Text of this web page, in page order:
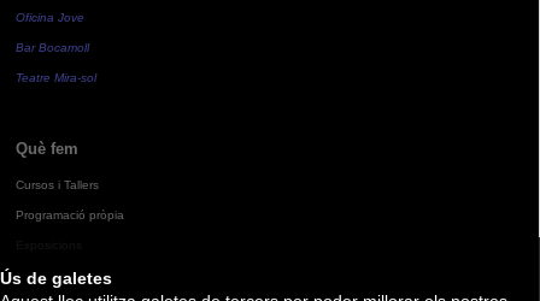
Ús de galetes
Oficina Jove
Bar Bocamoll
Teatre Mira-sol
Què fem
Cursos i Tallers
Programació pròpia